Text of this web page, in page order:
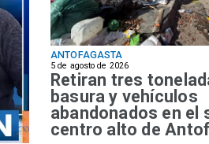
ANTOFAGASTA
5 de agosto de 2026
Retiran tres
basura y vehículos
abandonados en el
centro alto de